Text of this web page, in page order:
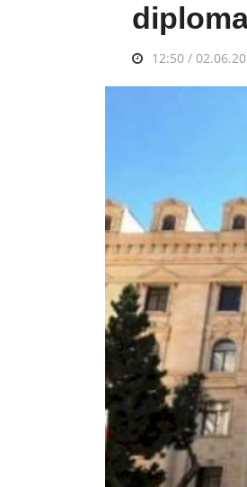
12:50 /